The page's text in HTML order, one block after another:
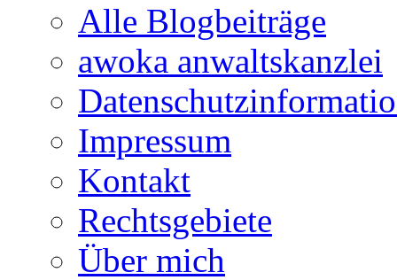
Alle Blogbeiträge
awoka anwaltskanzlei
Impressum
Kontakt
Rechtsgebiete
Über mich